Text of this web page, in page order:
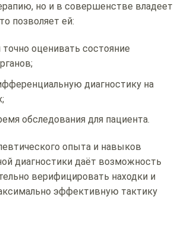
но и в совершенстве владеет
позволяет ей:
оценивать состояние
диагностику на
обследования для пациента.
опыта и навыков
диагностики даёт возможность
верифицировать находки и
эффективную тактику